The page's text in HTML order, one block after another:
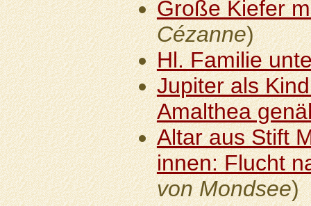
Große Kiefer
Cézanne)
Hl. Familie
Jupiter als
Amalthea
Altar aus Stift
innen: Flucht
von Mondsee)